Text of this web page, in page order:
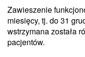
Zawieszenie
miesięcy, tj. do 31
wstrzymana została
pacjentów.